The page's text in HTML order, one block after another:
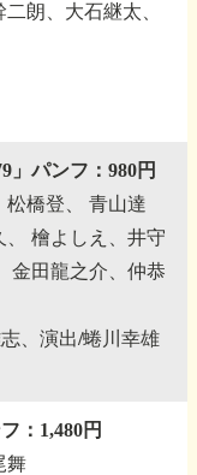
朗、大石継太、
」パンフ：980円
橋登、
青山達
檜よしえ、井守
金田龍之介、仲恭
、演出/蜷川幸雄
：1,480円
舞